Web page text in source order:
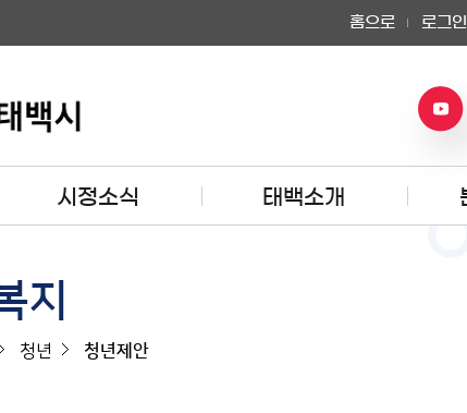
홈으로 로그인
시정소식 태백소개
지
청년 청년제안